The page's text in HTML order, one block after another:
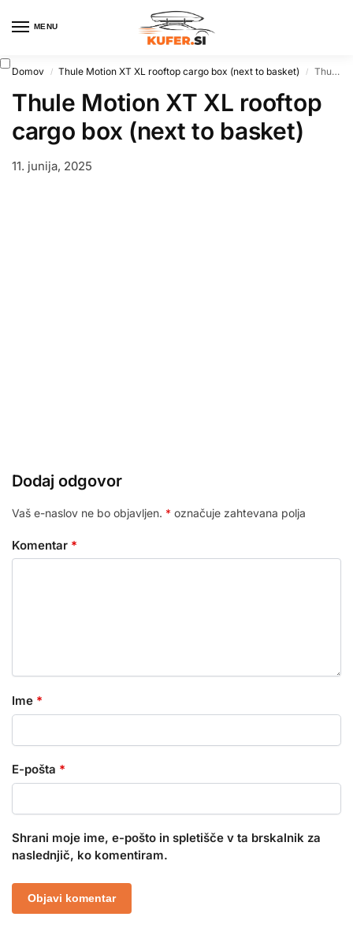
MENU
Domov / Thule Motion XT XL rooftop cargo box (next to basket) / Thule Motion XT XL rooftop cargo box (next to basket)
Thule Motion XT XL rooftop
cargo box (next to basket)
11. junija, 2025
Dodaj odgovor
Vaš e-naslov ne bo objavljen. * označuje zahtevana polja
Komentar *
Ime *
E-pošta *
Shrani moje ime, e-pošto in spletišče v ta brskalnik za
naslednjič, ko komentiram.